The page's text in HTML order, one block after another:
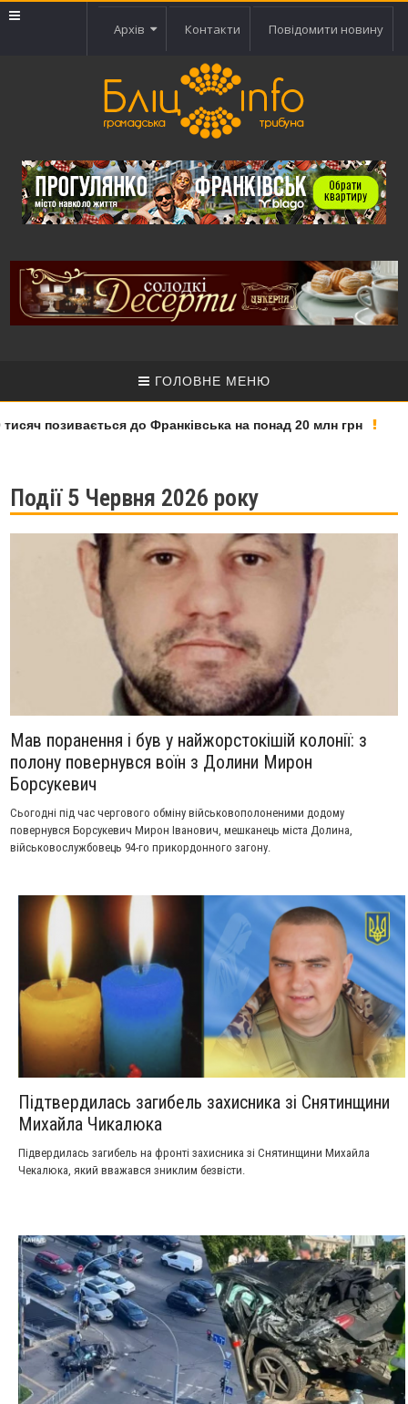
Архів Контакти Повідомити новину
ГОЛОВНЕ МЕНЮ
позивається до Франківська на понад 20 млн грн
Події 5 Червня 2026 року
Мав поранення і був у найжорстокішій колонії: з
полону повернувся воїн з Долини Мирон
Борсукевич
Сьогодні під час чергового обміну військовополоненими додому
повернувся Борсукевич Мирон Іванович, мешканець міста Долина,
військовослужбовець 94-го прикордонного загону.
Підтвердилась загибель захисника зі Снятинщини
Михайла Чикалюка
Підвердилась загибель на фронті захисника зі Снятинщини Михайла
Чекалюка, який вважався зниклим безвісти.